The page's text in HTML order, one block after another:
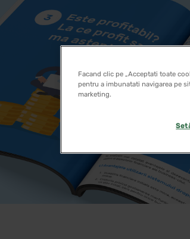
Facand clic pe „Acceptati toate
pentru a imbunatati navigarea pe
marketing.